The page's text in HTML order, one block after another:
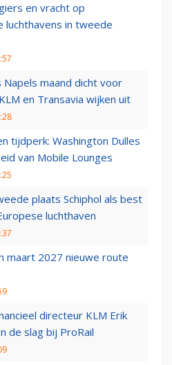
en vracht op
luchthavens in tweede
Napels maand dicht voor
en Transavia wijken uit
tijdperk: Washington Dulles
van Mobile Lounges
plaats Schiphol als best
luchthaven
maart 2027 nieuwe route
directeur KLM Erik
de slag bij ProRail